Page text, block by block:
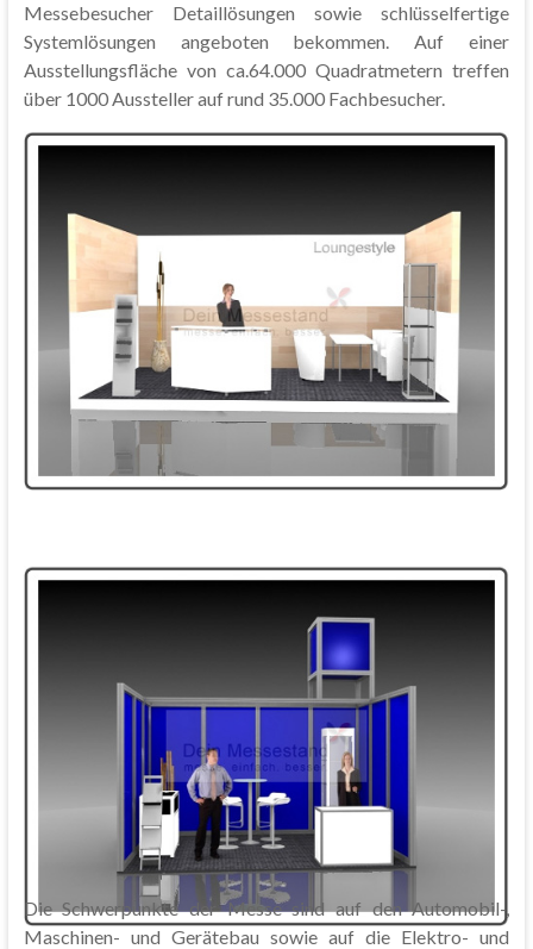
Messebesucher Detaillösungen sowie schlüsselfertige
Systemlösungen angeboten bekommen. Auf einer
Ausstellungsfläche von ca.64.000 Quadratmetern treffen
über 1000 Aussteller auf rund 35.000 Fachbesucher.
Die Schwerpunkte der Messe sind auf den Automobil-,
Maschinen- und Gerätebau sowie auf die Elektro- und